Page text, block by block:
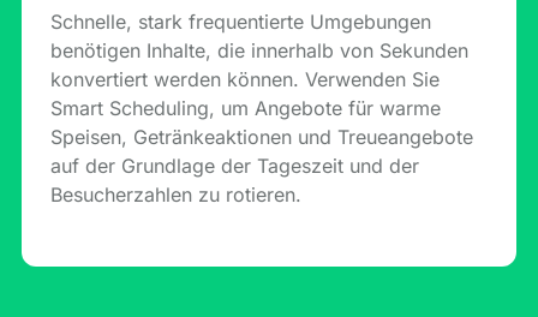
Schnelle, stark frequentierte Umgebungen
benötigen Inhalte, die innerhalb von Sekunden
konvertiert werden können. Verwenden Sie
Smart Scheduling, um Angebote für warme
Speisen, Getränkeaktionen und Treueangebote
auf der Grundlage der Tageszeit und der
Besucherzahlen zu rotieren.